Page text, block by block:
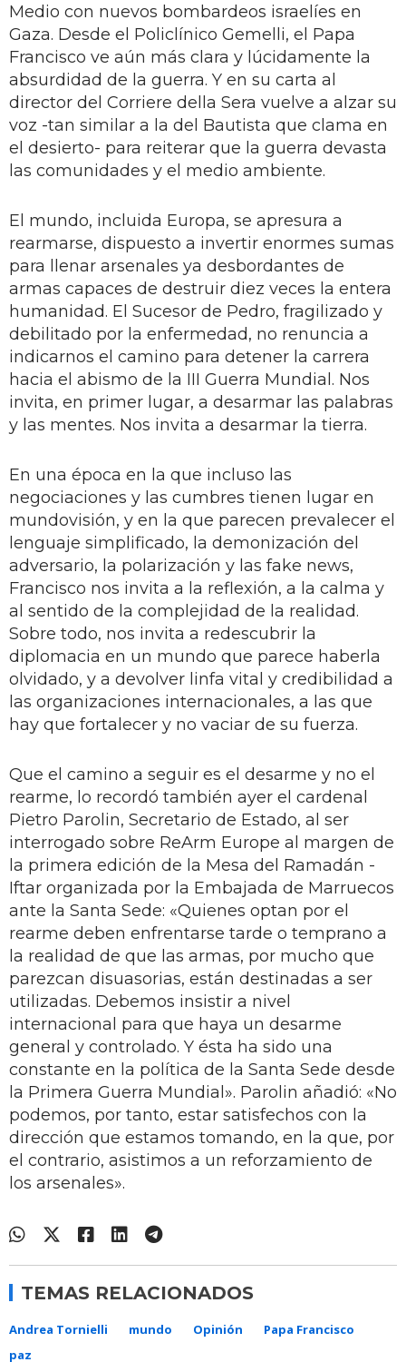
Medio con nuevos bombardeos israelíes en
Gaza. Desde el Policlínico Gemelli, el Papa
Francisco ve aún más clara y lúcidamente la
absurdidad de la guerra. Y en su carta al
director del Corriere della Sera vuelve a alzar su
voz -tan similar a la del Bautista que clama en
el desierto- para reiterar que la guerra devasta
las comunidades y el medio ambiente.
El mundo, incluida Europa, se apresura a
rearmarse, dispuesto a invertir enormes sumas
para llenar arsenales ya desbordantes de
armas capaces de destruir diez veces la entera
humanidad. El Sucesor de Pedro, fragilizado y
debilitado por la enfermedad, no renuncia a
indicarnos el camino para detener la carrera
hacia el abismo de la III Guerra Mundial. Nos
invita, en primer lugar, a desarmar las palabras
y las mentes. Nos invita a desarmar la tierra.
En una época en la que incluso las
negociaciones y las cumbres tienen lugar en
mundovisión, y en la que parecen prevalecer el
lenguaje simplificado, la demonización del
adversario, la polarización y las fake news,
Francisco nos invita a la reflexión, a la calma y
al sentido de la complejidad de la realidad.
Sobre todo, nos invita a redescubrir la
diplomacia en un mundo que parece haberla
olvidado, y a devolver linfa vital y credibilidad a
las organizaciones internacionales, a las que
hay que fortalecer y no vaciar de su fuerza.
Que el camino a seguir es el desarme y no el
rearme, lo recordó también ayer el cardenal
Pietro Parolin, Secretario de Estado, al ser
interrogado sobre ReArm Europe al margen de
la primera edición de la Mesa del Ramadán -
Iftar organizada por la Embajada de Marruecos
ante la Santa Sede: «Quienes optan por el
rearme deben enfrentarse tarde o temprano a
la realidad de que las armas, por mucho que
parezcan disuasorias, están destinadas a ser
utilizadas. Debemos insistir a nivel
internacional para que haya un desarme
general y controlado. Y ésta ha sido una
constante en la política de la Santa Sede desde
la Primera Guerra Mundial». Parolin añadió: «No
podemos, por tanto, estar satisfechos con la
dirección que estamos tomando, en la que, por
el contrario, asistimos a un reforzamiento de
los arsenales».
TEMAS RELACIONADOS
Andrea Tornielli mundo Opinión
Papa Francisco
paz